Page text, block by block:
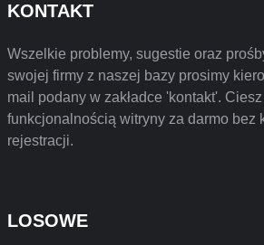
KONTAKT
Wszelkie problemy, sugestie oraz
swojej firmy z naszej bazy prosimy
mail podany w zakładce 'kontakt'. Ciesz
funkcjonalnością witryny za darmo bez
rejestracji.
LOSOWE